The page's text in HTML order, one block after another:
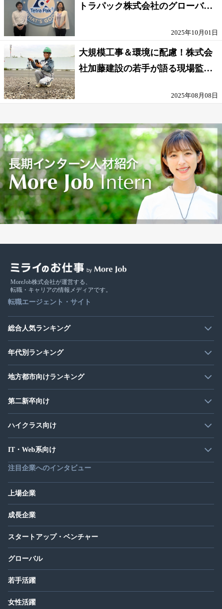
トラパック株式会社のグローバル
2025年10月01日
大規模工事＆環境に配慮！株式会
社加藤建設の若手が語る現場監督
2025年08月08日
MoreJob株式会社が運営する、
転職・キャリアの情報メディアです。
転職エージェント・サイト
総合人気ランキング
年代別ランキング
地方都市向けランキング
第二新卒向け
ハイクラス向け
IT・Web系向け
注目企業へのインタビュー
上場企業
成長企業
スタートアップ・ベンチャー
グローバル
若手活躍
女性活躍